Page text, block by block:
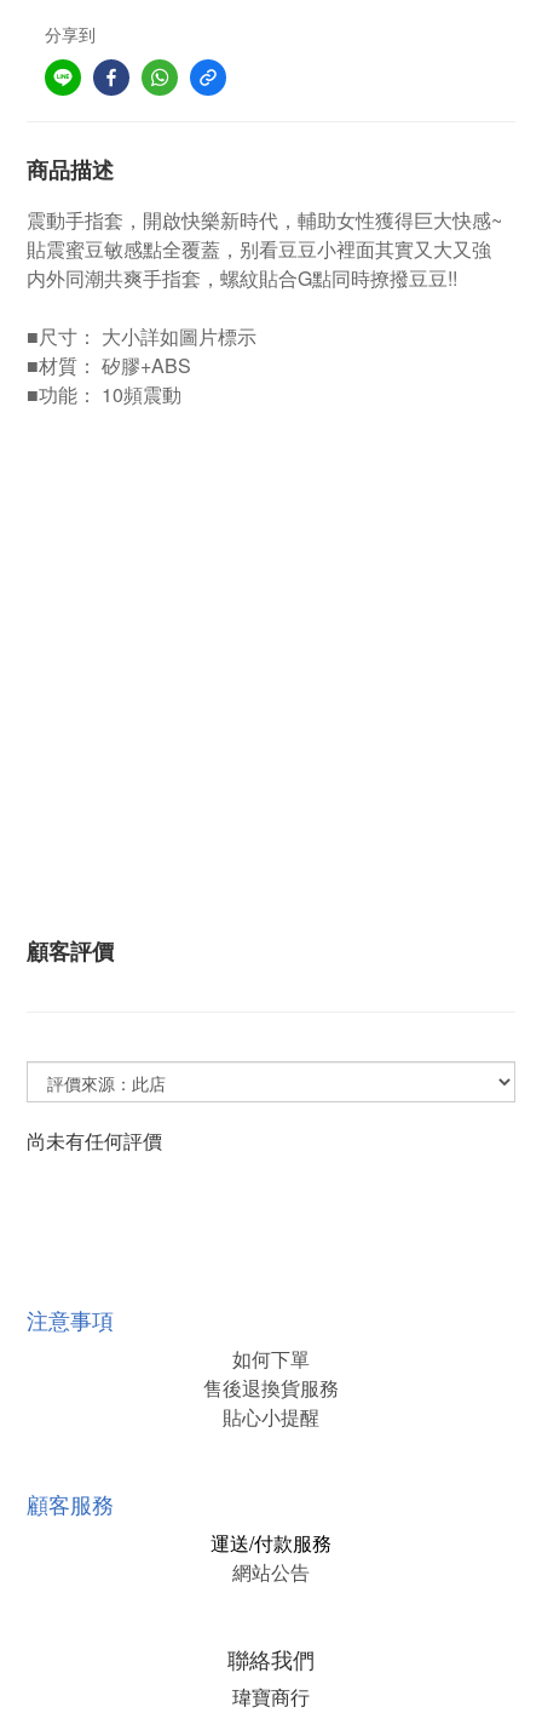
分享到
商品描述
震動手指套，開啟快樂新時代，輔助女性獲得巨大快感~
貼震蜜豆敏感點全覆蓋，别看豆豆小裡面其實又大又強
内外同潮共爽手指套，螺紋貼合G點同時撩撥豆豆!!
■尺寸： 大小詳如圖片標示
■材質： 矽膠+ABS
■功能： 10頻震動
顧客評價
尚未有任何評價
注意事項
如何下單
售後退換貨服務
貼心小提醒
顧客服務
運送/付款服務
網站公告
聯絡我們
瑋寶商行